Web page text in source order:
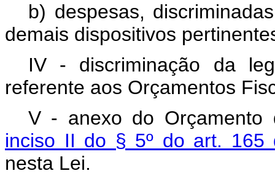
b) despesas,
demais dispositivos
IV - discriminação da
referente aos Orçamentos
V - anexo do
inciso II do § 5º do art. 165
nesta Lei.